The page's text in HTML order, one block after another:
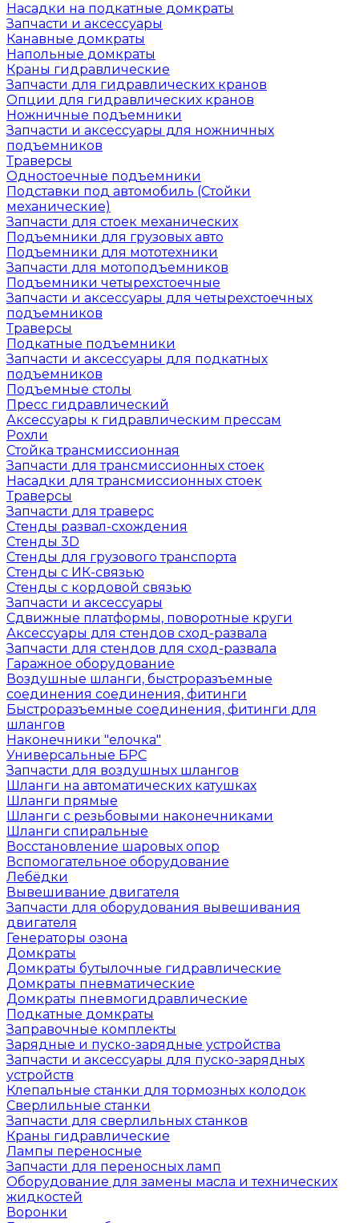
Насадки на подкатные домкраты
Запчасти и аксессуары
Канавные домкраты
Напольные домкраты
Краны гидравлические
Запчасти для гидравлических кранов
Опции для гидравлических кранов
Ножничные подъемники
Запчасти и аксессуары для ножничных
подъемников
Траверсы
Одностоечные подъемники
Подставки под автомобиль (Стойки
механические)
Запчасти для стоек механических
Подъемники для грузовых авто
Подъемники для мототехники
Запчасти для мотоподъемников
Подъемники четырехстоечные
Запчасти и аксессуары для четырехстоечных
подъемников
Траверсы
Подкатные подъемники
Запчасти и аксессуары для подкатных
подъемников
Подъемные столы
Пресс гидравлический
Аксессуары к гидравлическим прессам
Рохли
Стойка трансмиссионная
Запчасти для трансмиссионных стоек
Насадки для трансмиссионных стоек
Траверсы
Запчасти для траверс
Стенды развал-схождения
Стенды 3D
Стенды для грузового транспорта
Стенды с ИК-связью
Стенды с кордовой связью
Запчасти и аксессуары
Сдвижные платформы, поворотные круги
Аксессуары для стендов сход-развала
Запчасти для стендов для сход-развала
Гаражное оборудование
Воздушные шланги, быстроразъемные
соединения соединения, фитинги
Быстроразъемные соединения, фитинги для
шлангов
Наконечники "елочка"
Универсальные БРС
Запчасти для воздушных шлангов
Шланги на автоматических катушках
Шланги прямые
Шланги с резьбовыми наконечниками
Шланги спиральные
Восстановление шаровых опор
Вспомогательное оборудование
Лебёдки
Вывешивание двигателя
Запчасти для оборудования вывешивания
двигателя
Генераторы озона
Домкраты
Домкраты бутылочные гидравлические
Домкраты пневматические
Домкраты пневмогидравлические
Подкатные домкраты
Заправочные комплекты
Зарядные и пуско-зарядные устройства
Запчасти и аксессуары для пуско-зарядных
устройств
Клепальные станки для тормозных колодок
Сверлильные станки
Запчасти для сверлильных станков
Краны гидравлические
Лампы переносные
Запчасти для переносных ламп
Оборудование для замены масла и технических
жидкостей
Воронки